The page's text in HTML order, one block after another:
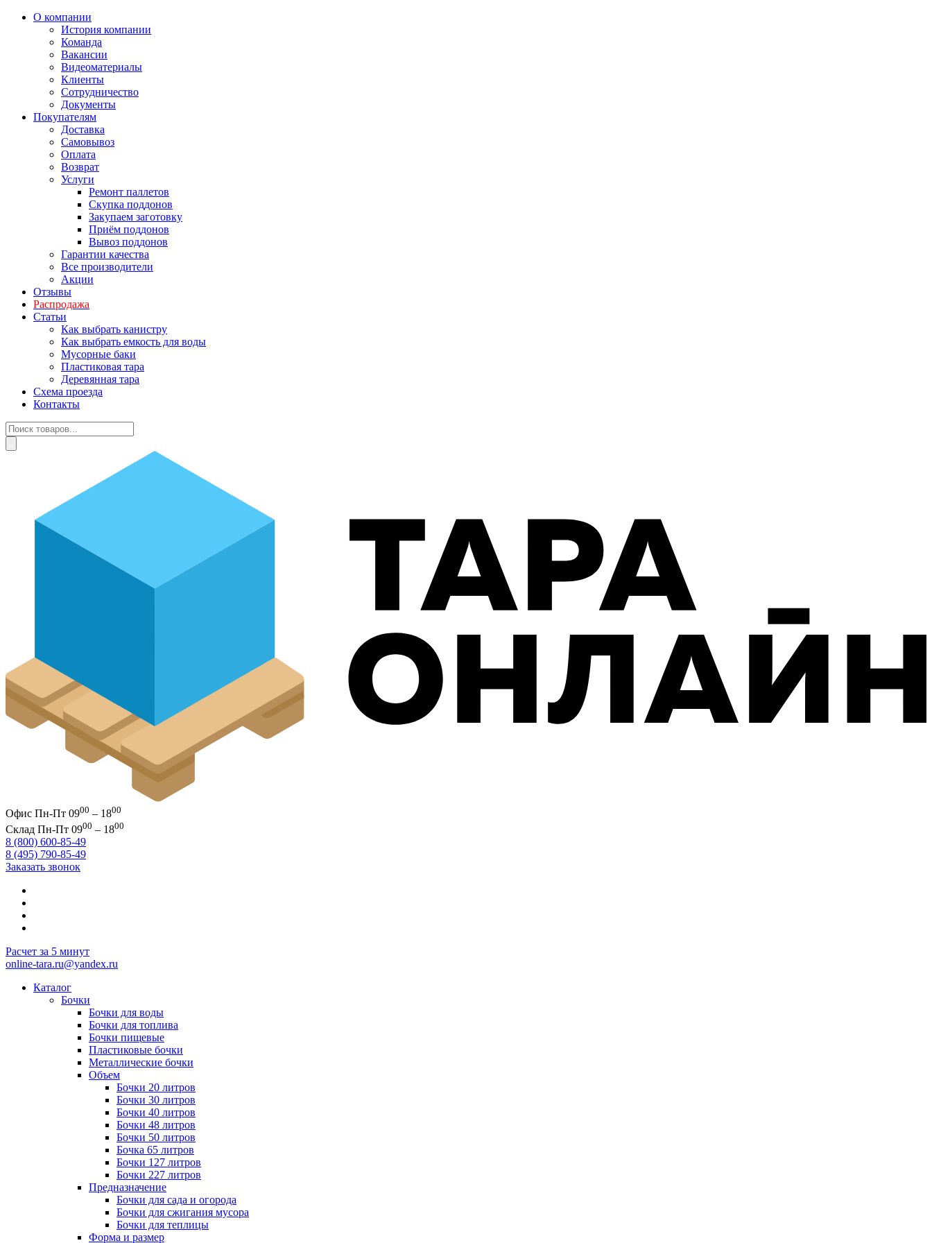
О компании
История компании
Команда
Вакансии
Видеоматериалы
Клиенты
Сотрудничество
Документы
Покупателям
Доставка
Самовывоз
Оплата
Возврат
Услуги
Ремонт паллетов
Скупка поддонов
Закупаем заготовку
Приём поддонов
Вывоз поддонов
Гарантии качества
Все производители
Акции
Отзывы
Распродажа
Статьи
Как выбрать канистру
Как выбрать емкость для воды
Мусорные баки
Пластиковая тара
Деревянная тара
Схема проезда
Контакты
Поиск
товаров
Офис Пн-Пт 0900 – 1800
Склад Пн-Пт 0900 – 1800
8 (800) 600-85-49
8 (495) 790-85-49
Заказать звонок
Расчет за 5 минут
online-tara.ru@yandex.ru
Каталог
Бочки
Бочки для воды
Бочки для топлива
Бочки пищевые
Пластиковые бочки
Металлические бочки
Объем
Бочки 20 литров
Бочки 30 литров
Бочки 40 литров
Бочки 48 литров
Бочки 50 литров
Бочка 65 литров
Бочки 127 литров
Бочки 227 литров
Предназначение
Бочки для сада и огорода
Бочки для сжигания мусора
Бочки для теплицы
Форма и размер